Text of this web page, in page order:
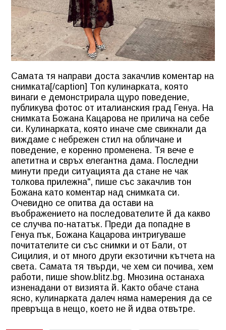
Самата тя направи доста закачлив коментар на
снимката[/caption] Топ кулинарката, която
винаги е демонстрирала щуро поведение,
публикува фотос от италианския град Генуа. На
снимката Божана Кацарова не прилича на себе
си. Кулинарката, която иначе сме свикнали да
виждаме с небрежен стил на обличане и
поведение, е коренно променена. Тя вече е
апетитна и свръх елегантна дама. Последни
минути преди ситуацията да стане не чак
толкова прилежна", пише със закачлив тон
Божана като коментар над снимката си.
Очевидно се опитва да остави на
въображението на последователите й да какво
се случва по-нататък. Преди да попадне в
Генуа пък, Божана Кацарова интригуваше
почитателите си със снимки и от Бали, от
Сицилия, и от много други екзотични кътчета на
света. Самата тя твърди, че хем си почива, хем
работи, пише show.blitz.bg. Мнозина останаха
изненадани от визията й. Както обаче стана
ясно, кулинарката далеч няма намерения да се
превръща в нещо, което не й идва отвътре.